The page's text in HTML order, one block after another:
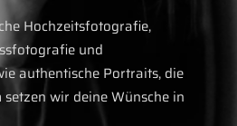
Hochzeitsfotografie,
und
authentische Portraits, die
setzen wir deine Wünsche in